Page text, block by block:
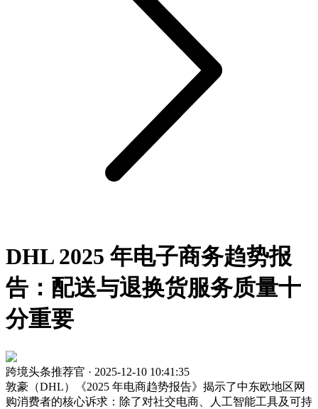
DHL 2025 年电子商务趋势报
告：配送与退换货服务质量十
分重要
跨境头条推荐官 · 2025-12-10 10:41:35
敦豪（DHL）《2025 年电商趋势报告》揭示了中东欧地区网
购消费者的核心诉求：除了对社交电商、人工智能工具及可持